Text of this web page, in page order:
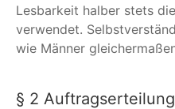
Lesbarkeit halber stets
verwendet.
wie Männer
§ 2